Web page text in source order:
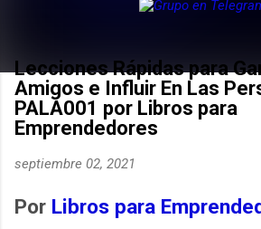
Lecciones Rápidas para
Amigos e Influir En Las
PALA001 por Libros para
Emprendedores
septiembre 02, 2021
Por Libros para